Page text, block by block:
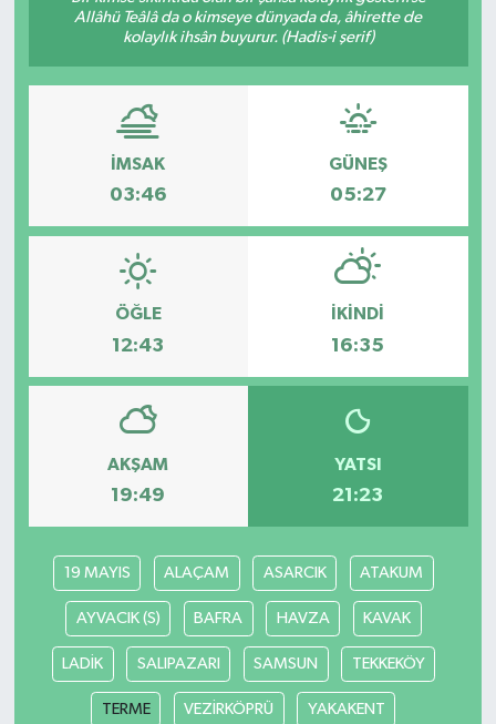
Allâhü Teâlâ da o kimseye dünyada da, âhirette de
kolaylık ihsân buyurur. (Hadis-i şerif)
İMSAK
03:46
GÜNEŞ
05:27
ÖĞLE
12:43
İKINDI
16:35
AKŞAM
19:49
YATSI
21:23
19 MAYIS ALAÇAM ASARCIK ATAKUM
AYVACIK (S) BAFRA HAVZA KAVAK
LADİK SALIPAZARI SAMSUN TEKKEKÖY
TERME VEZİRKÖPRÜ YAKAKENT